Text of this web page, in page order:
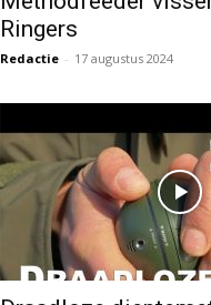
Ringers
Redactie - 17 augustus 2024